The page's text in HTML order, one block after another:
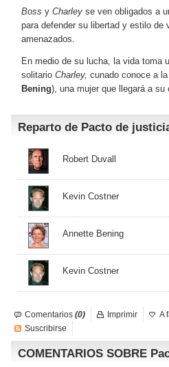
Boss y Charley se ven obligados a
para defender su libertad y estilo de
amenazados.
En medio de su lucha, la vida toma
solitario Charley, cunado conoce a
Bening), una mujer que llegará a
Reparto de Pacto de
Robert Duvall
Kevin Costner
Annette Bening
Kevin Costner
Comentarios (0) Imprimir
A
Suscribirse
COMENTARIOS SOBRE